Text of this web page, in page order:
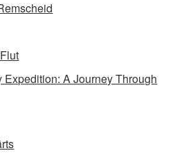
A Journey Through